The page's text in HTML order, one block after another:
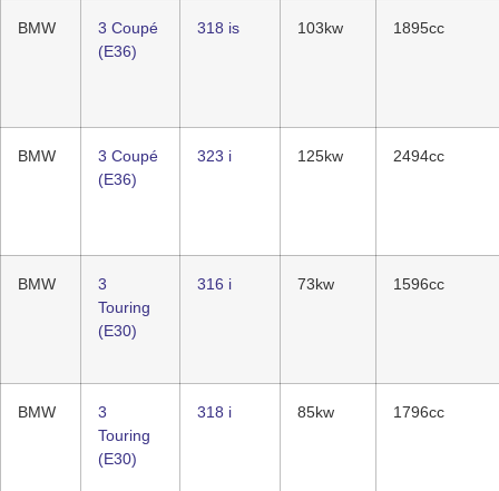
BMW
3 Coupé
(E36)
318 is 103kw 1895cc
BMW
3 Coupé
(E36)
323 i 125kw 2494cc
BMW
3
Touring
(E30)
316 i 73kw 1596cc
BMW
3
Touring
(E30)
318 i 85kw 1796cc